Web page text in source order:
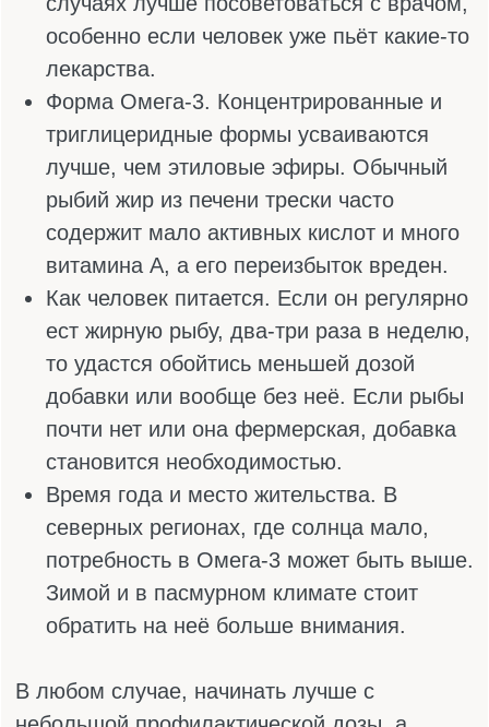
усиливают друг друга, особенно если
есть проблемы с сердечно-сосудистой
Кальций, железо, медь и хром с Омега-3
лучше не смешивать, так как снижают свое
действие. Поэтому между ними лучше
сделать перерыв хотя бы часа два-три.
Например, Омега-3 утром за завтраком, а
будет больше.
У большинства людей Омега-3 хронически
Кожа становится сухой, волосы тусклые,
суставы ноют, настроение скачет, простуды
одна за другой. В еде этих кислот почти нет,
поэтому проблема только усугубляется. Вот
почему так важно вовремя заметить
признаки дефицита и, если нет
противопоказаний, начать принимать
добавку.